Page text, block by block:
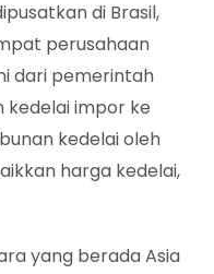
di Brasil,
perusahaan
dari pemerintah
kedelai impor ke
kedelai oleh
harga kedelai,
yang berada Asia